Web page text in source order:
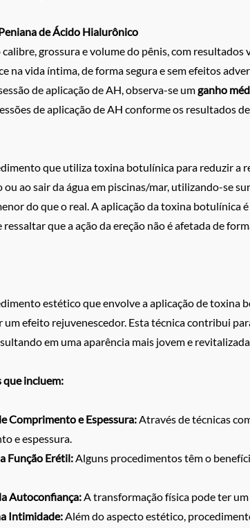
de Ácido Hialurônico
grossura e volume do pênis, com
na vida íntima, de forma segura e sem efeitos
de aplicação de AH, observa-se umganho
de aplicação de AH conforme os resultados
que utiliza toxina botulínica para reduzir a
ao sair da água em piscinas/mar, utilizando-se
do que o real. A aplicação da toxina botulínica
que a ação da ereção não é afetada de
estético que envolve a aplicação de toxina
um efeito rejuvenescedor. Esta técnica contribui
em uma aparência mais jovem e
que incluem:
Comprimento e Espessura:Através de técnicas
e espessura.
Função Erétil:Alguns procedimentos têm o
Autoconfiança:A transformação física pode ter
Intimidade:Além do aspecto estético,